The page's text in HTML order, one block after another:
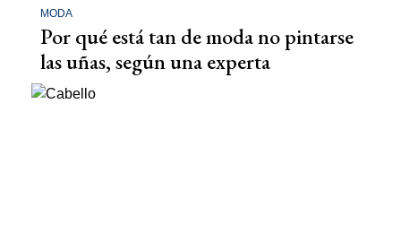
MODA
Por qué está tan de moda no pintarse
las uñas, según una experta